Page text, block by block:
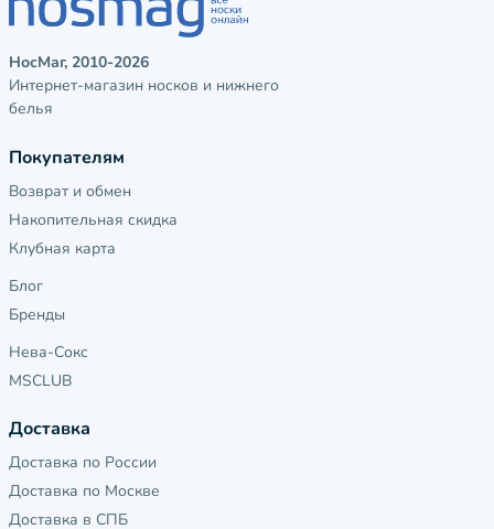
НосМаг, 2010-2026
Интернет-магазин носков и нижнего
белья
Покупателям
Возврат и обмен
Накопительная скидка
Клубная карта
Блог
Бренды
Нева-Сокс
MSCLUB
Доставка
Доставка по России
Доставка по Москве
Доставка в СПБ